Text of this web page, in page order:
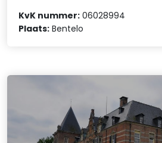
KvK nummer: 06028994
Plaats: Bentelo